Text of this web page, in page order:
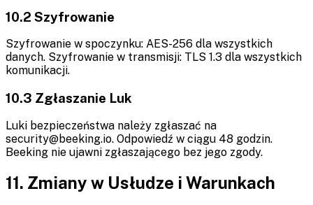
10.2 Szyfrowanie
Szyfrowanie w spoczynku: AES-256 dla wszystkich
danych. Szyfrowanie w transmisji: TLS 1.3 dla wszystkich
komunikacji.
10.3 Zgłaszanie Luk
Luki bezpieczeństwa należy zgłaszać na
security@beeking.io. Odpowiedź w ciągu 48 godzin.
Beeking nie ujawni zgłaszającego bez jego zgody.
11. Zmiany w Usłudze i Warunkach